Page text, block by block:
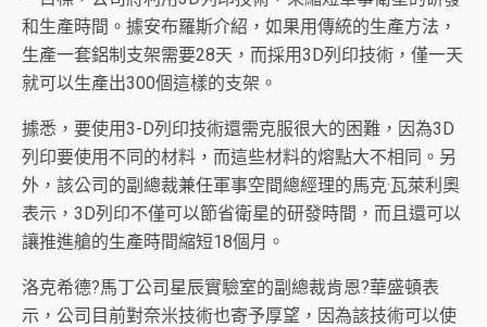
和生產時間。據安布羅斯介紹，如果用傳統的生產方法，
生產一套鋁制支架需要28天，而採用3D列印技術，僅一天
就可以生產出300個這樣的支架。
據悉，要使用3-D列印技術還需克服很大的困難，因為3D
列印要使用不同的材料，而這些材料的熔點大不相同。另
外，該公司的副總裁兼任軍事空間總經理的馬克·瓦萊利奧
表示，3D列印不僅可以節省衛星的研發時間，而且還可以
讓推進艙的生產時間縮短18個月。
洛克希德?馬丁公司星辰實驗室的副總裁肯恩?華盛頓表
示，公司目前對奈米技術也寄予厚望，因為該技術可以使